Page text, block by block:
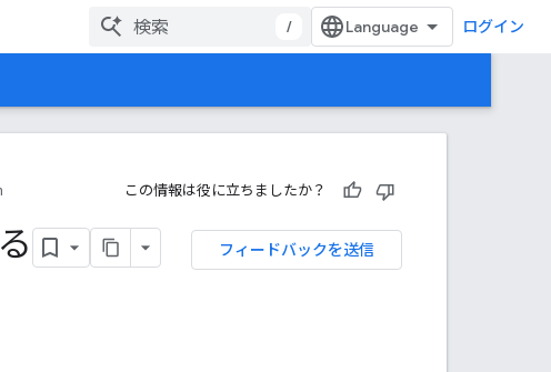
/ ログイン
この情報は役に立ちましたか？
フィードバックを送信